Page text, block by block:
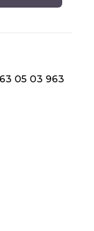
05 03 963